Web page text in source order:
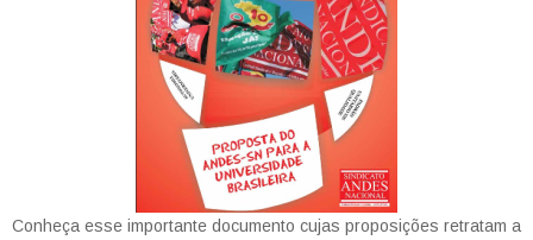
Conheça esse importante documento cujas proposições retratam a